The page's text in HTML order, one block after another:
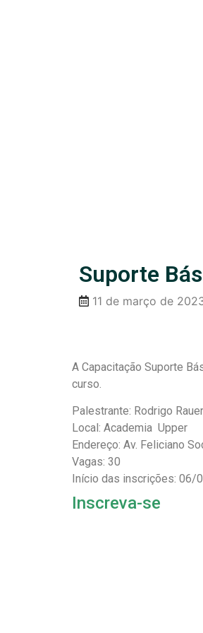
Suporte
11 de março de
A Capacitação Suporte
curso.
Palestrante: Rodrigo
Local: Academia Upper
Endereço: Av. Feliciano
Vagas: 30
Início das inscrições: 06/
Inscreva-se